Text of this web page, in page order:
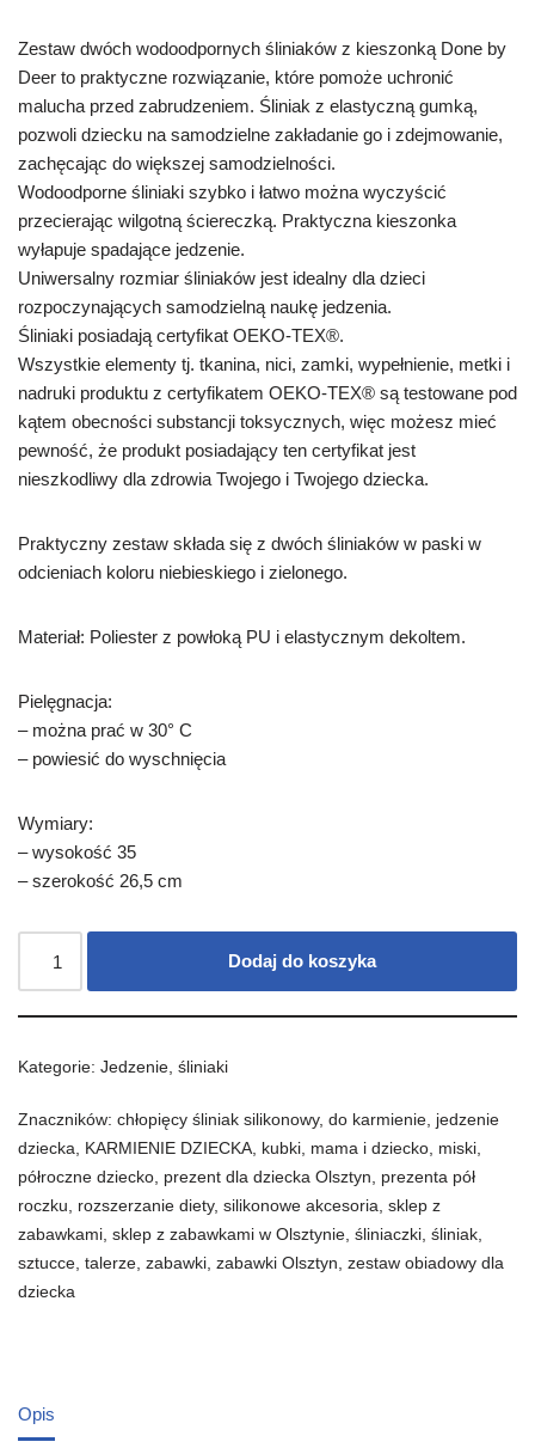
Zestaw dwóch wodoodpornych śliniaków z kieszonką Done by
Deer to praktyczne rozwiązanie, które pomoże uchronić
malucha przed zabrudzeniem. Śliniak z elastyczną gumką,
pozwoli dziecku na samodzielne zakładanie go i zdejmowanie,
zachęcając do większej samodzielności.
Wodoodporne śliniaki szybko i łatwo można wyczyścić
przecierając wilgotną ściereczką. Praktyczna kieszonka
wyłapuje spadające jedzenie.
Uniwersalny rozmiar śliniaków jest idealny dla dzieci
rozpoczynających samodzielną naukę jedzenia.
Śliniaki posiadają certyfikat OEKO-TEX®.
Wszystkie elementy tj. tkanina, nici, zamki, wypełnienie, metki i
nadruki produktu z certyfikatem OEKO-TEX® są testowane pod
kątem obecności substancji toksycznych, więc możesz mieć
pewność, że produkt posiadający ten certyfikat jest
nieszkodliwy dla zdrowia Twojego i Twojego dziecka.
Praktyczny zestaw składa się z dwóch śliniaków w paski w
odcieniach koloru niebieskiego i zielonego.
Materiał: Poliester z powłoką PU i elastycznym dekoltem.
Pielęgnacja:
– można prać w 30° C
– powiesić do wyschnięcia
Wymiary:
– wysokość 35
– szerokość 26,5 cm
Dodaj do koszyka
Kategorie: Jedzenie, śliniaki
Znaczników: chłopięcy śliniak silikonowy, do karmienie, jedzenie
dziecka, KARMIENIE DZIECKA, kubki, mama i dziecko, miski,
półroczne dziecko, prezent dla dziecka Olsztyn, prezenta pół
roczku, rozszerzanie diety, silikonowe akcesoria, sklep z
zabawkami, sklep z zabawkami w Olsztynie, śliniaczki, śliniak,
sztucce, talerze, zabawki, zabawki Olsztyn, zestaw obiadowy dla
dziecka
Opis